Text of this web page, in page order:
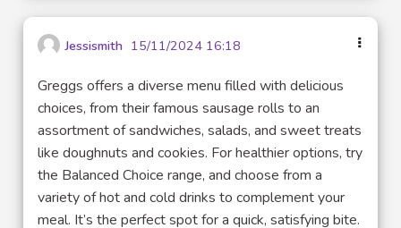
Jessismith 15/11/2024 16:18
Greggs offers a diverse menu filled with delicious
choices, from their famous sausage rolls to an
assortment of sandwiches, salads, and sweet treats
like doughnuts and cookies. For healthier options, try
the Balanced Choice range, and choose from a
variety of hot and cold drinks to complement your
meal. It’s the perfect spot for a quick, satisfying bite.